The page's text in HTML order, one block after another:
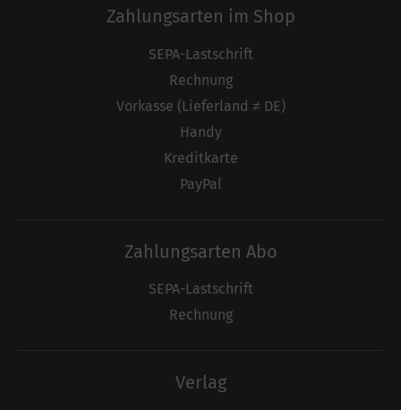
Zahlungsarten im Shop
SEPA-Lastschrift
Rechnung
Vorkasse (Lieferland ≠ DE)
Handy
Kreditkarte
PayPal
Zahlungsarten Abo
SEPA-Lastschrift
Rechnung
Verlag